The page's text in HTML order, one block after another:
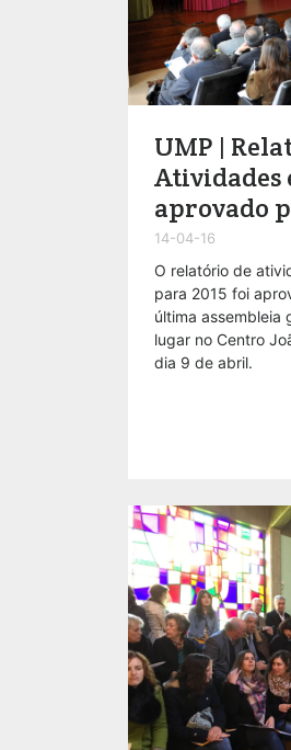
UMP |
Atividades
aprovado
14-04-16
O relatório de
para 2015 foi
última assembleia
lugar no Centro
dia 9 de abril.